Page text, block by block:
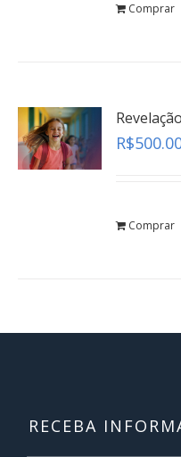
Comprar
R$
Comprar
RECEBA